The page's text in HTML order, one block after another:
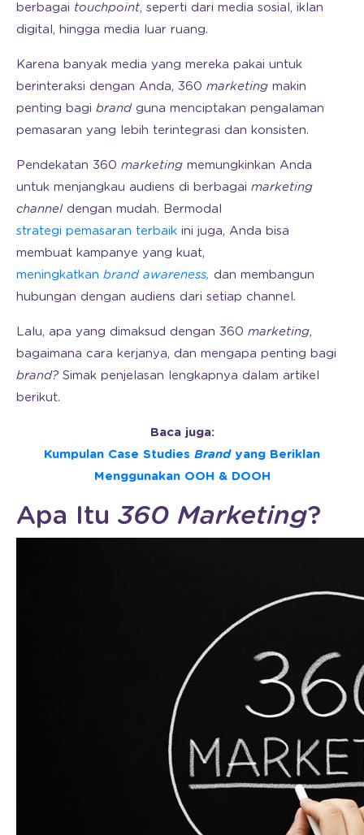
berbagai touchpoint, seperti dari media sosial, iklan
digital, hingga media luar ruang.
Karena banyak media yang mereka pakai untuk
berinteraksi dengan Anda, 360 marketing makin
penting bagi brand guna menciptakan pengalaman
pemasaran yang lebih terintegrasi dan konsisten.
Pendekatan 360 marketing memungkinkan Anda
untuk menjangkau audiens di berbagai marketing
channel dengan mudah. Bermodal
strategi pemasaran terbaik ini juga, Anda bisa
membuat kampanye yang kuat,
meningkatkan brand awareness, dan membangun
hubungan dengan audiens dari setiap channel.
Lalu, apa yang dimaksud dengan 360 marketing,
bagaimana cara kerjanya, dan mengapa penting bagi
brand? Simak penjelasan lengkapnya dalam artikel
berikut.
Baca juga:
Kumpulan Case Studies Brandyang Beriklan
Menggunakan OOH & DOOH
Apa Itu 360 Marketing?